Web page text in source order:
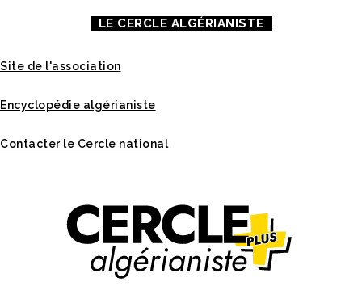
LE CERCLE ALGÉRIANISTE
Site de l'association
Encyclopédie algérianiste
Contacter le Cercle national